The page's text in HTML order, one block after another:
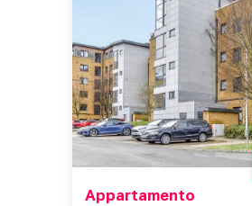
Appartamento